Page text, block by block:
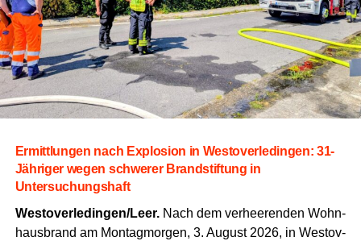
dass der Erfolg die­ses spe­zi­el­len Ver­fah­rens von dau­er­
haft geeig­ne­ten Wit­te­rungs­ver­hält­nis­sen abhängt.Die
Mate­ria­li­en benö­ti­gen bestimm­te kli­ma­ti­sche Bedin­gun­
gen,um ihre lang­le­bi­ge Wir­kung und Halt­bar­keit zu ent­
fal­ten.
Soll­te das Wet­ter nicht mit­spie­len,kön­nen kurz­fris­
ti­ge Ver­schie­bun­gen der Arbei­ten in ein­zel­nen Abschnit­
Ermitt­lun­gen nach Explo­si­on in Wes­t­ov­er­le­din­gen: 31-
Jäh­ri­ger wegen schwe­rer Brand­stif­tung in
Untersuchungshaft
Westoverledingen/Leer.Nach dem ver­hee­ren­den Wohn­
haus­brand am Mon­tag­mor­gen, 3. August 2026, in Wes­t­ov­